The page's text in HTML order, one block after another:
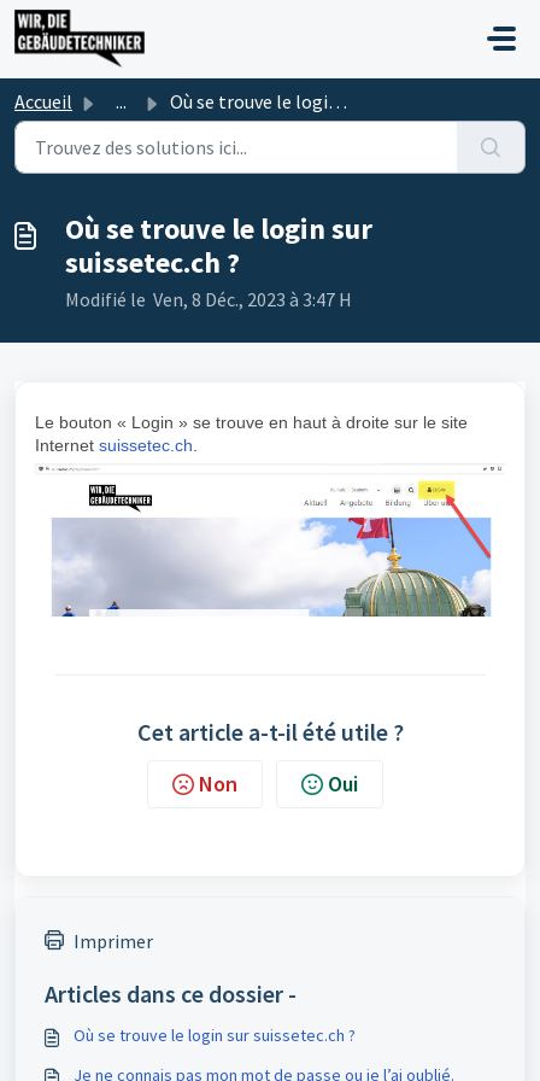
Passer au contenu principal
Accueil ... Où se trouve le login sur suissetec.ch ?
Où se trouve le login sur
suissetec.ch ?
Modifié le Ven, 8 Déc., 2023 à 3:47 H
Le bouton « Login » se trouve en haut à droite sur le site
Internet suissetec.ch
Cet article a-t-il été utile ?
Non Oui
Imprimer
Articles dans ce dossier -
Où se trouve le login sur suissetec.ch ?
Je ne connais pas mon mot de passe ou je l’ai oublié.